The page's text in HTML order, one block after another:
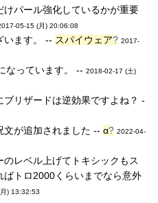
パール強化しているかが重要
05-15 (月) 20:06:08
います。 -- スパイウェア? 2017-
なっています。 -- 2018-02-17 (土)
リザードは逆効果ですよね？ -
文が追加されました -- α? 2022-04-
レベル上げてトキシックもス
ばトロ2000くらいまでなら意外
) 13:32:53